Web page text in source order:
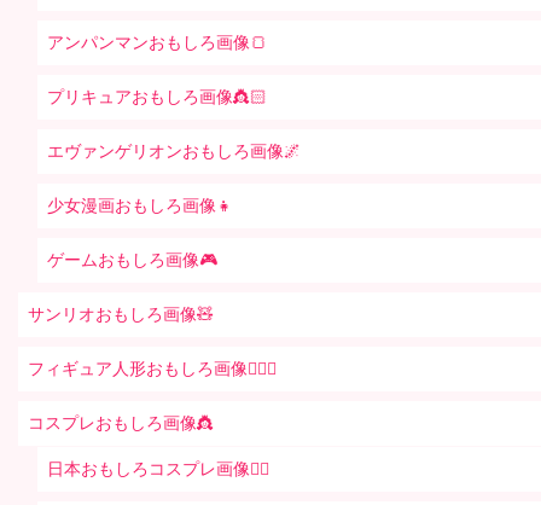
アンパンマンおもしろ画像🍞
プリキュアおもしろ画像👸🏻
エヴァンゲリオンおもしろ画像🌌
少女漫画おもしろ画像👧
ゲームおもしろ画像🎮
サンリオおもしろ画像🧸
フィギュア人形おもしろ画像🧍🏼‍♂️
コスプレおもしろ画像👸
日本おもしろコスプレ画像🧝‍♀️